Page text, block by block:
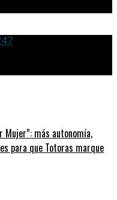
Mujer”: más autonomía,
para que Totoras marque